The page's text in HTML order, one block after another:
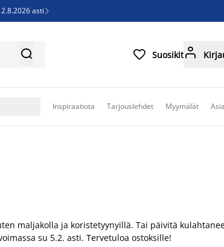
asti 
  Suosikit
Inspiraatiota Tarjouslehdet Myymälät
maljakolla ja koristetyynyillä. Tai päivitä
su 5.2. asti. Tervetuloa ostoksille!